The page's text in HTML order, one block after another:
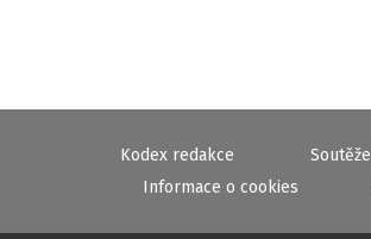
Kodex redakce Soutěže
Informace o cookies